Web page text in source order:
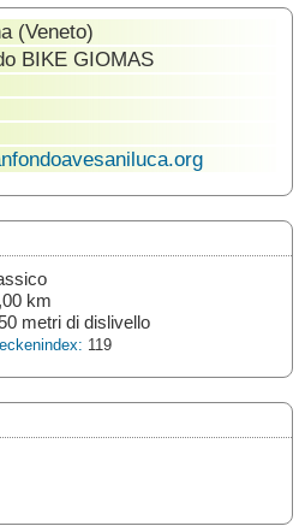
(Veneto)
BIKE GIOMAS
km
metri di dislivello
119